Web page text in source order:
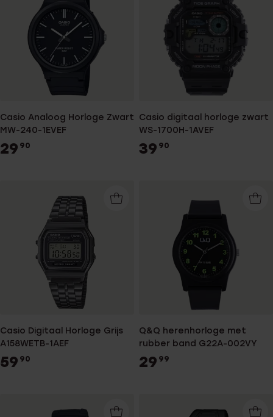
Casio Analoog Horloge Zwart
MW-240-1EVEF
29 90
Casio digitaal horloge zwart
WS-1700H-1AVEF
39 90
Casio Digitaal Horloge Grijs
A158WETB-1AEF
59 90
Q&Q herenhorloge met
rubber band G22A-002VY
29 99